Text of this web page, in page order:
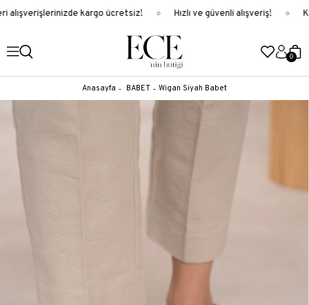
alışverişlerinizde kargo ücretsiz! Hızlı ve güvenli alışveriş!
0
Anasayfa BABET Wigan Siyah Babet